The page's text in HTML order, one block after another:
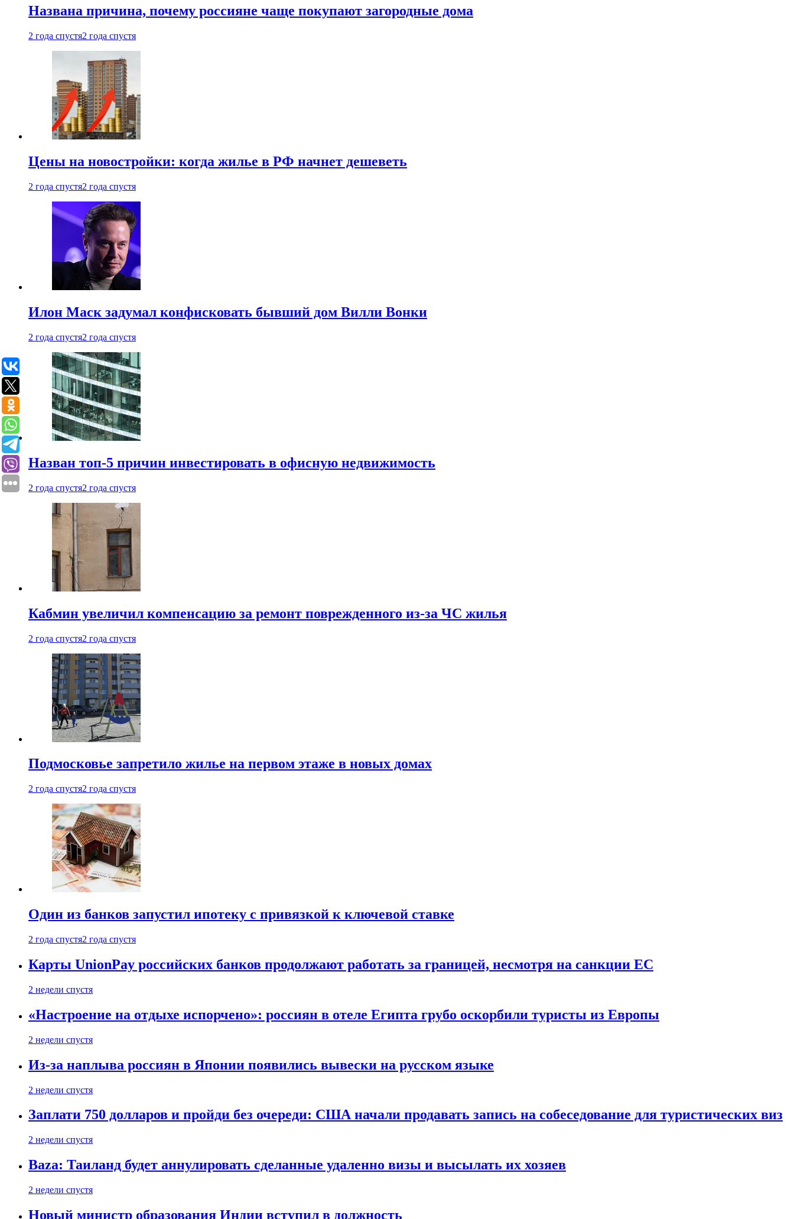
Названа причина, почему россияне чаще покупают загородные дома
2 года спустя2 года спустя
Цены на новостройки: когда жилье в РФ начнет дешеветь
2 года спустя2 года спустя
Илон Маск задумал конфисковать бывший дом Вилли Вонки
2 года спустя2 года спустя
Назван топ-5 причин инвестировать в офисную недвижимость
2 года спустя2 года спустя
Кабмин увеличил компенсацию за ремонт поврежденного из-за ЧС жилья
2 года спустя2 года спустя
Подмосковье запретило жилье на первом этаже в новых домах
2 года спустя2 года спустя
Один из банков запустил ипотеку с привязкой к ключевой ставке
2 года спустя2 года спустя
Карты UnionPay российских банков продолжают работать за границей, несмотря на санкции ЕС
2 недели спустя
«Настроение на отдыхе испорчено»: россиян в отеле Египта грубо оскорбили туристы из Европы
2 недели спустя
Из-за наплыва россиян в Японии появились вывески на русском языке
2 недели спустя
Заплати 750 долларов и пройди без очереди: США начали продавать запись на собеседование для туристических виз
2 недели спустя
Baza: Таиланд будет аннулировать сделанные удаленно визы и высылать их хозяев
2 недели спустя
Новый министр образования Индии вступил в должность